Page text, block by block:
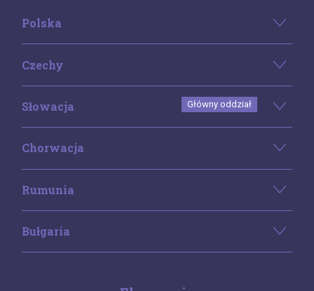
Polska
Czechy
Słowacja Główny oddział
Chorwacja
Rumunia
Bułgaria